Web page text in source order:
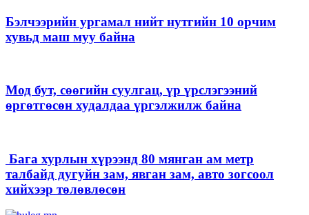
Бэлчээрийн ургамал нийт нутгийн 10 орчим
хувьд маш муу байна
Мод бут, сөөгийн суулгац, үр үрслэгээний
өргөтгөсөн худалдаа үргэлжилж байна
Бага хурлын хүрээнд 80 мянган ам метр
талбайд дугуйн зам, явган зам, авто зогсоол
хийхээр төлөвлөсөн